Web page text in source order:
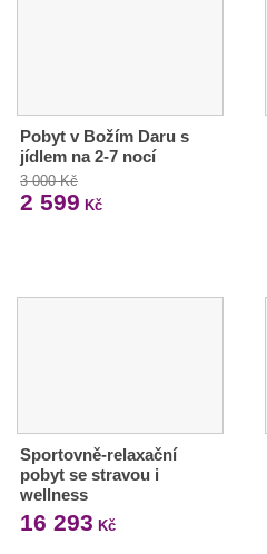
Pobyt v Božím Daru s
jídlem na 2-7 nocí
3 000 Kč
2 599 Kč
Sportovně-relaxační
pobyt se stravou i
wellness
16 293 Kč